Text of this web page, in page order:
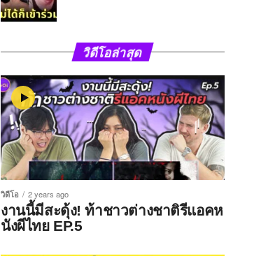
วิดีโอล่าสุด
วิดีโอ 2 years ago
งานนี้มีสะดุ้ง! ท้าชาวต่างชาติรีแอคห
นังผีไทย EP.5